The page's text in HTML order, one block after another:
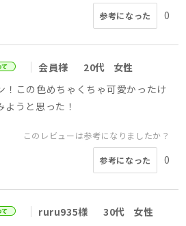
参考になった 0
会員様 20代
女性
！この色めちゃくちゃ可愛かったけ
うと思った！
このレビューは参考になりましたか？
参考になった 0
ruru935様 30代
女性